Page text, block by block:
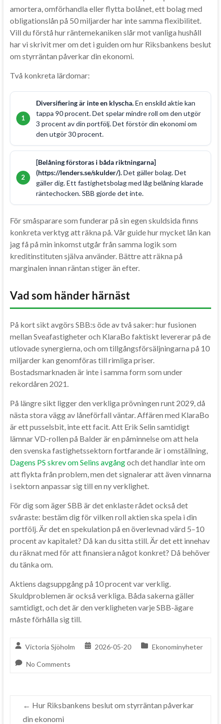
amortera, omförhandla eller flytta bolånet, ett bolag med
obligationslån på 50 miljarder har inte samma flexibilitet.
Vill du förstå hur räntemekaniken slår mot vanliga hushåll
har vi skrivit mer om det i guiden om hur Riksbankens beslut
om styrräntan påverkar din ekonomi.
Två konkreta lärdomar:
Diversifiering är inte en klyscha.En enskild aktie kan
tappa 90 procent. Det spelar mindre roll om den utgör
3 procent av din portfölj. Det förstör din ekonomi om
den utgör 30 procent.
[Belåning förstoras i båda riktningarna]
(https://lenders.se/skulder/).Det gäller bolag. Det
gäller dig. Ett fastighetsbolag med låg belåning klarade
räntechocken. SBB gjorde det inte.
För småsparare som funderar på sin egen skuldsida finns
konkreta verktyg att räkna på. Vår guide hur mycket lån kan
jag få på min inkomst utgår från samma logik som
kreditinstituten själva använder. Bättre att räkna på
marginalen innan räntan stiger än efter.
Vad som händer härnäst
På kort sikt avgörs SBB:s öde av två saker: hur fusionen
mellan Sveafastigheter och KlaraBo faktiskt levererar på de
utlovade synergierna, och om tillgångsförsäljningarna på 10
miljarder kan genomföras till rimliga priser.
Bostadsmarknaden är inte i samma form som under
rekordåren 2021.
På längre sikt ligger den verkliga prövningen runt 2029, då
nästa stora vägg av låneförfall väntar. Affären med KlaraBo
är ett pusselsbit, inte ett facit. Att Erik Selin samtidigt
lämnar VD-rollen på Balder är en påminnelse om att hela
den svenska fastighetssektorn fortfarande är i omställning,
Dagens PS skrev om Selins avgångoch det handlar inte om
att flykta från problem, men det signalerar att även vinnarna
i sektorn anpassar sig till en ny verklighet.
För dig som äger SBB är det enklaste rådet också det
svåraste: bestäm dig för vilken roll aktien ska spela i din
portfölj. Är det en spekulation på en överlevnad värd 5–10
procent av kapitalet? Då kan du sitta still. Är det ett innehav
du räknat med för att finansiera något konkret? Då behöver
du tänka om.
Aktiens dagsuppgång på 10 procent var verklig.
Skuldproblemen är också verkliga. Båda sakerna gäller
samtidigt, och det är den verkligheten varje SBB-ägare
måste förhålla sig till.
Victoria Sjöholm 2026-05-20 Ekonominyheter
No Comments
← Hur Riksbankens beslut om styrräntan påverkar
din ekonomi